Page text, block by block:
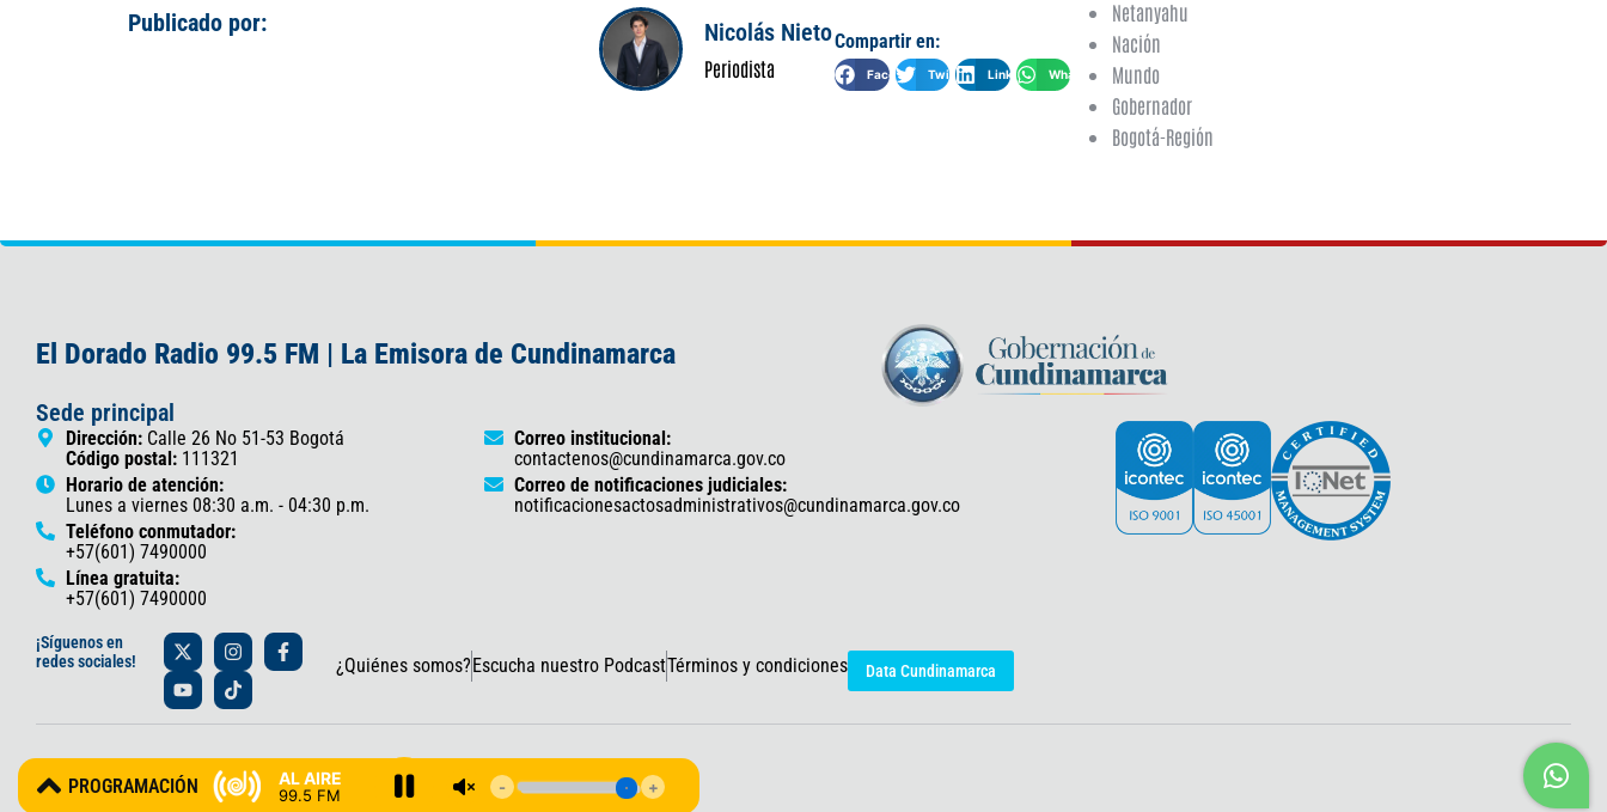
Publicado por: Nicolás Nieto
Periodista
Compartir en:
Facebook Twitter LinkedIn WhatsApp
Netanyahu
Nación
Mundo
Gobernador
Bogotá-Región
El Dorado Radio 99.5 FM | La Emisora de Cundinamarca
Sede principal
Dirección: Calle 26 No 51-53 Bogotá
Código postal: 111321
Horario de atención:
Lunes a viernes 08:30 a.m. - 04:30 p.m.
Teléfono conmutador:
+57(601) 7490000
Línea gratuita:
+57(601) 7490000
Correo institucional:
contactenos@cundinamarca.gov.co
Correo de notificaciones judiciales:
notificacionesactosadministrativos@cundinamarca.gov.co
AL AIRE
99.5 FM
¡Síguenos en
redes sociales!
X
-
t
w
i
t
e
r
I
n
s
t
a
r
a
m
F
a
c
o
k
-
Y
o
u
t
u
e
T
i
k
t
o
¿Quiénes somos?Escucha nuestro PodcastTérminos y condiciones Data Cundinamarca
© 2025 Gobernación de Cundinamarca – Oficina de Prensa y Comunicaciones
PROGRAMACIÓN